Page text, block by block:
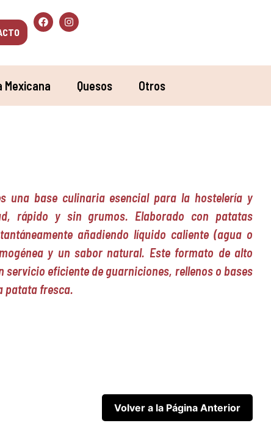
Mexicana Quesos Otros
una base culinaria esencial para la hostelería y
rápido y sin grumos. Elaborado con patatas
añadiendo líquido caliente (agua o
y un sabor natural. Este formato de alto
eficiente de guarniciones, rellenos o bases
patata fresca.